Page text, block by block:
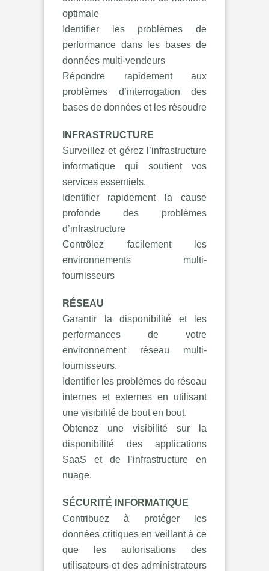
optimale
Identifier les problèmes de
performance dans les bases de
données multi-vendeurs
Répondre rapidement aux
problèmes d’interrogation des
bases de données et les résoudre
INFRASTRUCTURE
Surveillez et gérez l’infrastructure
informatique qui soutient vos
services essentiels.
Identifier rapidement la cause
profonde des problèmes
d’infrastructure
Contrôlez facilement les
environnements multi-
fournisseurs
RÉSEAU
Garantir la disponibilité et les
performances de votre
environnement réseau multi-
fournisseurs.
Identifier les problèmes de réseau
internes et externes en utilisant
une visibilité de bout en bout.
Obtenez une visibilité sur la
disponibilité des applications
SaaS et de l’infrastructure en
nuage.
SÉCURITÉ INFORMATIQUE
Contribuez à protéger les
données critiques en veillant à ce
que les autorisations des
utilisateurs et des administrateurs